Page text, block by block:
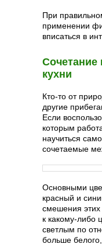
При
применении
вписаться в
Сочетание
кухни
Кто-то от
другие
Если
которым
научиться
сочетаемые
Основными
красный и
смешения этих
к какому-либо
светлым по
больше